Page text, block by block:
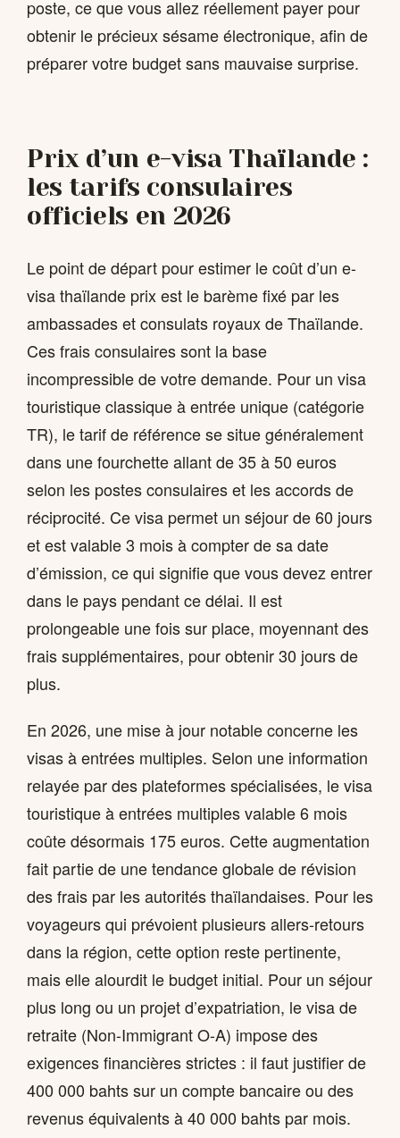
poste, ce que vous allez réellement payer pour
obtenir le précieux sésame électronique, afin de
préparer votre budget sans mauvaise surprise.
Prix d’un e-visa Thaïlande :
les tarifs consulaires
officiels en 2026
Le point de départ pour estimer le coût d’un e-
visa thaïlande prix est le barème fixé par les
ambassades et consulats royaux de Thaïlande.
Ces frais consulaires sont la base
incompressible de votre demande. Pour un visa
touristique classique à entrée unique (catégorie
TR), le tarif de référence se situe généralement
dans une fourchette allant de 35 à 50 euros
selon les postes consulaires et les accords de
réciprocité. Ce visa permet un séjour de 60 jours
et est valable 3 mois à compter de sa date
d’émission, ce qui signifie que vous devez entrer
dans le pays pendant ce délai. Il est
prolongeable une fois sur place, moyennant des
frais supplémentaires, pour obtenir 30 jours de
plus.
En 2026, une mise à jour notable concerne les
visas à entrées multiples. Selon une information
relayée par des plateformes spécialisées, le visa
touristique à entrées multiples valable 6 mois
coûte désormais 175 euros. Cette augmentation
fait partie de une tendance globale de révision
des frais par les autorités thaïlandaises. Pour les
voyageurs qui prévoient plusieurs allers-retours
dans la région, cette option reste pertinente,
mais elle alourdit le budget initial. Pour un séjour
plus long ou un projet d’expatriation, le visa de
retraite (Non-Immigrant O-A) impose des
exigences financières strictes : il faut justifier de
400 000 bahts sur un compte bancaire ou des
revenus équivalents à 40 000 bahts par mois.